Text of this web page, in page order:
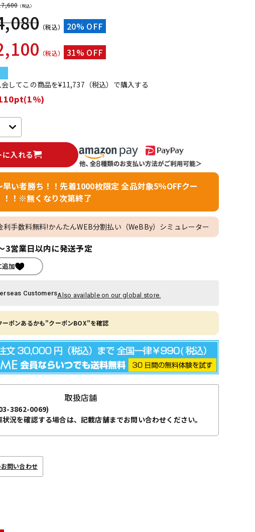
（税込）
（税込） 20% OFF
（税込） 31% OFF
してこの商品を¥11,737（税込）で購入する
に入れる
い者勝ち！！先着1000枚限定 全品対象5％OFFクー
！！※無くなり次第終了
利手数料無料!かんたんWEB分割払い（WeBBy）シミュレーター
3営業日以内に発送予定
追加
CustomersAlso available on our global store.
ーポンあるかも"クーポンBOX"を確認
取扱店舗
3862-0069)
況を確認する場合は、記載店舗までお問い合わせください。
問い合わせ